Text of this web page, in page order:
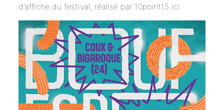
d’affiche du festival, réalisé par 10point15 ici.